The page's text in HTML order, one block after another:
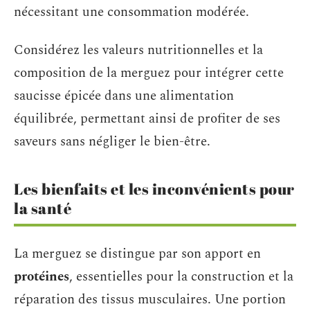
nécessitant une consommation modérée.
Considérez les valeurs nutritionnelles et la
composition de la merguez pour intégrer cette
saucisse épicée dans une alimentation
équilibrée, permettant ainsi de profiter de ses
saveurs sans négliger le bien-être.
Les bienfaits et les inconvénients pour
la santé
La merguez se distingue par son apport en
protéines, essentielles pour la construction et la
réparation des tissus musculaires. Une portion